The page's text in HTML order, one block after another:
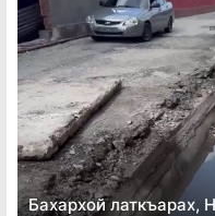
Бахархой латкъарах,